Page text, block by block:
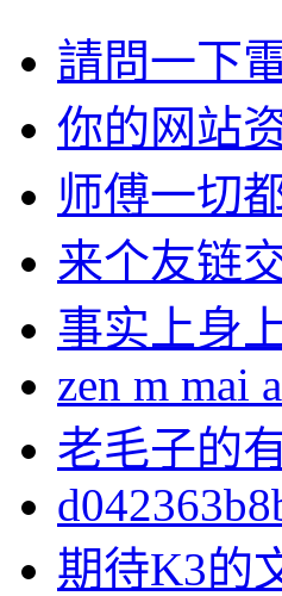
請問一下
你的网站
师傅一切
来个友链
事实上身
zen m mai
老毛子的
期待K3的